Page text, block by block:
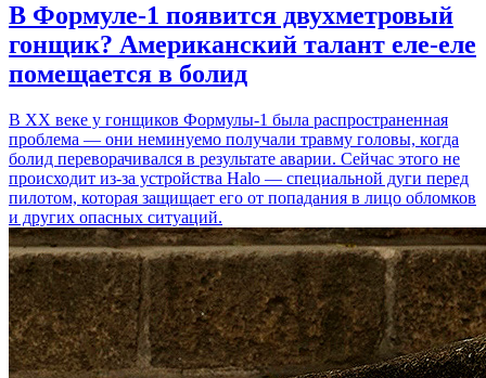
В Формуле-1 появится двухметровый
гонщик? Американский талант еле-еле
помещается в болид
В XX веке у гонщиков Формулы-1 была распространенная
проблема — они неминуемо получали травму головы, когда
болид переворачивался в результате аварии. Сейчас этого не
происходит из-за устройства Halo — специальной дуги перед
пилотом, которая защищает его от попадания в лицо обломков
и других опасных ситуаций.